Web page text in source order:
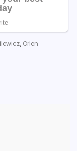
, Orlen